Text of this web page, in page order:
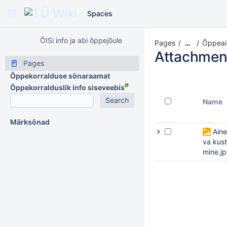
Spaces
ÕISi info ja abi õppejõule
Pages
Õppekorralduse sõnaraamat
Õppekorralduslik info siseveebis
Märksõnad
Pages …
Name
va